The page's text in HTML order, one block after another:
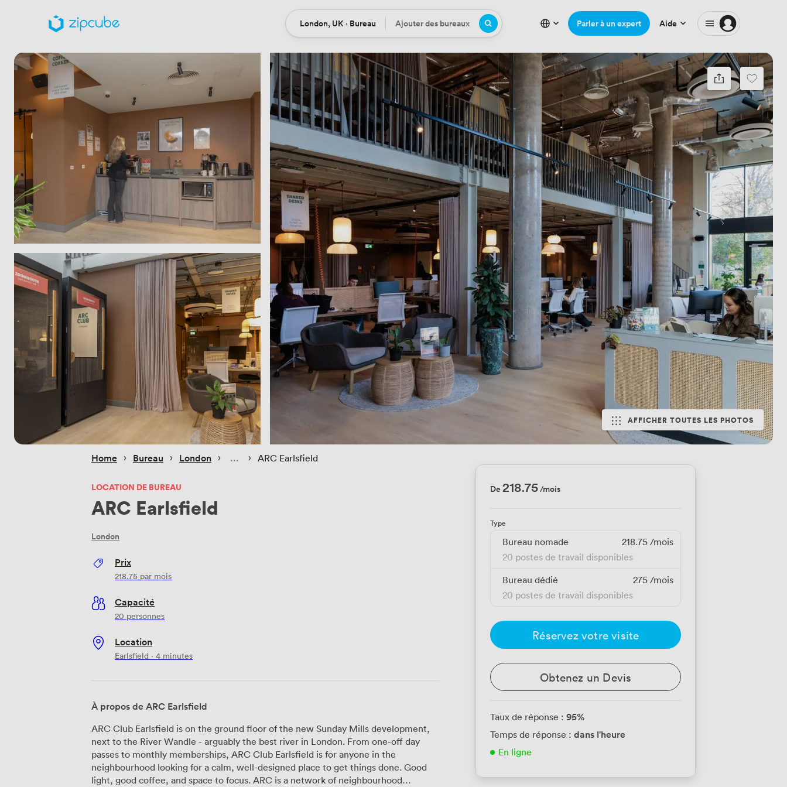
Location
London, UK · Bureau Bureaux
Ajouter des bureaux Parler à un expert Aide
AFFICHER TOUTES LES PHOTOS
Home › Bureau › London › › ARC Earlsfield
LOCATION DE BUREAU
ARC Earlsfield
London
Prix
218.75 par mois
Capacité
20 personnes
Location
Earlsfield · 4 minutes
À propos de ARC Earlsfield
ARC Club Earlsfield is on the ground floor of the new Sunday Mills development,
next to the River Wandle - arguably the best river in London. From one-off day
passes to monthly memberships, ARC Club Earlsfield is for anyone in the
neighbourhood looking for a calm, well-designed place to get things done. Good
light, good coffee, and space to focus. ARC is a network of neighbourhood
De218.75/mois
Type
Bureau nomade 218.75 /mois
20 postes de travail disponibles
Bureau dédié
275 /mois
20 postes de travail disponibles
Réservez votre visite
Obtenez un Devis
Taux de réponse : 95%
Temps de réponse : dans l'heure
En ligne